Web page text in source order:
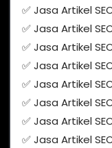
✅ Jasa Artikel
✅ Jasa Artikel
✅ Jasa Artikel
✅ Jasa Artikel
✅ Jasa Artikel
✅ Jasa Artikel
✅ Jasa Artikel
✅ Jasa Artikel